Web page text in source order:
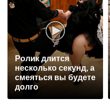
Ролик длится
несколько секунд, а
смеяться вы будете
долго